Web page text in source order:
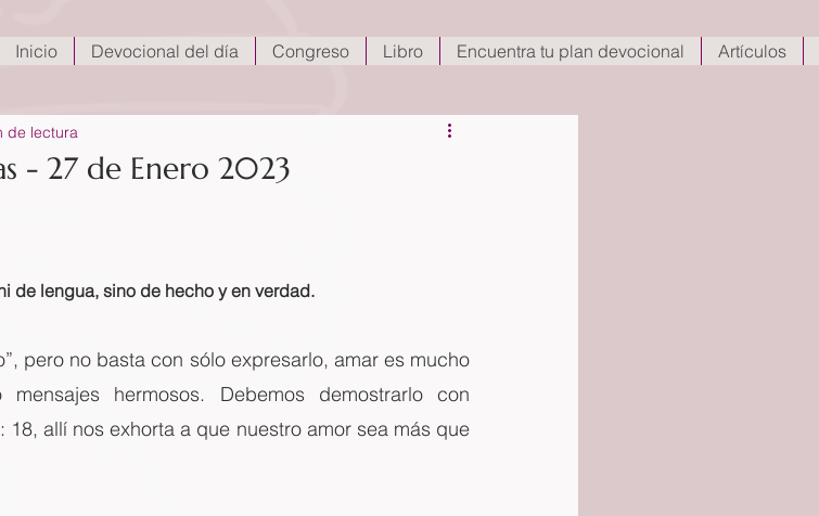
Inicio Devocional del día Congreso Libro Encuentra tu plan devocional Artículos
- 27 de Enero 2023
de lectura
de lengua, sino de hecho y en verdad.
pero no basta con sólo expresarlo, amar es mucho
hermosos. Debemos demostrarlo con
allí nos exhorta a que nuestro amor sea más que